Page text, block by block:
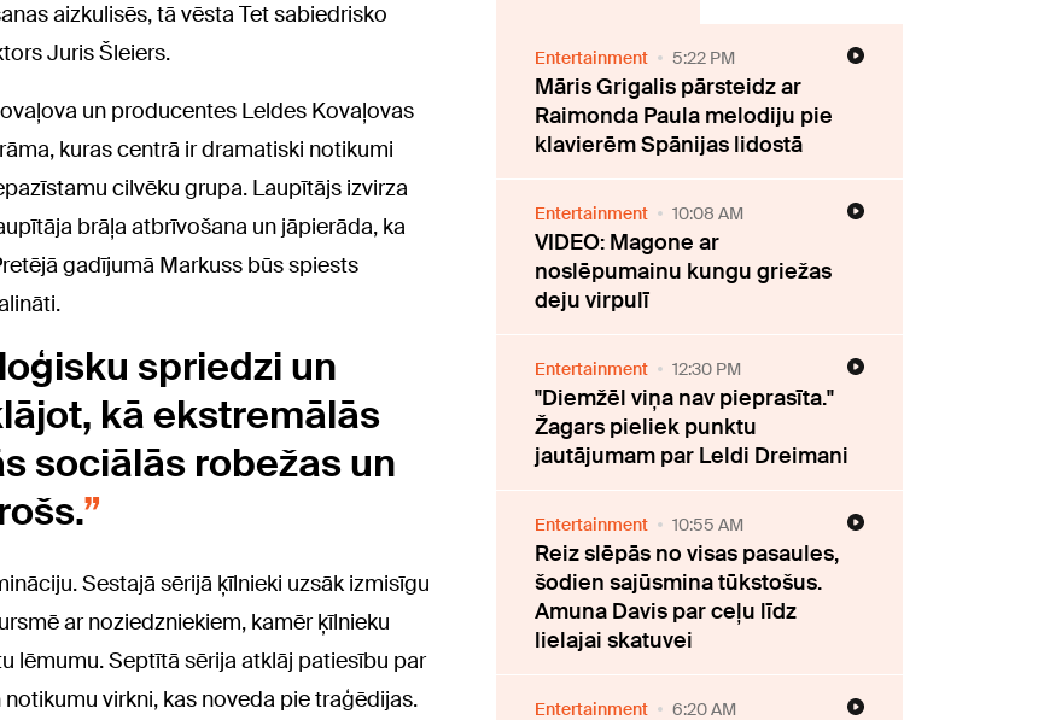
aizkulisēs, tā vēsta Tet sabiedrisko
Juris Šleiers.
un producentes Leldes Kovaļovas
kuras centrā ir dramatiski notikumi
cilvēku grupa. Laupītājs izvirza
brāļa atbrīvošana un jāpierāda, ka
gadījumā Markuss būs spiests
spriedzi un
kā ekstremālās
sociālās robežas un
Sestajā sērijā ķīlnieki uzsāk izmisīgu
ar noziedzniekiem, kamēr ķīlnieku
lēmumu. Septītā sērija atklāj patiesību par
virkni, kas noveda pie traģēdijas.
Entertainment 5:22 PM
Māris Grigalis pārsteidz ar
Raimonda Paula melodiju pie
klavierēm Spānijas lidostā
Entertainment 10:08 AM
VIDEO: Magone ar
noslēpumainu kungu griežas
deju virpulī
Entertainment 12:30 PM
"Diemžēl viņa nav pieprasīta."
Žagars pieliek punktu
jautājumam par Leldi Dreimani
Entertainment 10:55 AM
Reiz slēpās no visas pasaules,
šodien sajūsmina tūkstošus.
Amuna Davis par ceļu līdz
lielajai skatuvei
Entertainment 6:20 AM